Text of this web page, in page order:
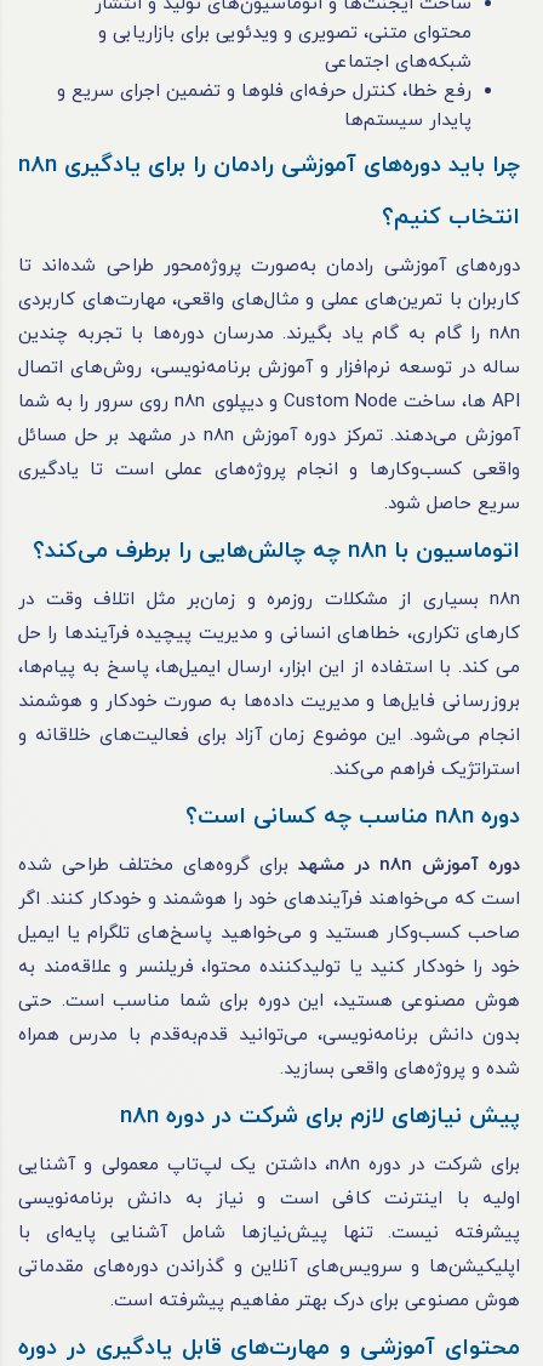
محتوای متنی، تصویری و ویدئویی برای بازاریابی و
شبکه‌های اجتماعی
رفع خطا، کنترل حرفه‌ای فلوها و تضمین اجرای سریع و
پایدار سیستم‌ها
چرا باید دوره‌های آموزشی رادمان را برای یادگیری n8n
انتخاب کنیم؟
دوره‌های آموزشی رادمان به‌صورت پروژه‌محور طراحی شده‌اند تا
کاربران با تمرین‌های عملی و مثال‌های واقعی، مهارت‌های کاربردی
n8n را گام به گام یاد بگیرند. مدرسان دوره‌ها با تجربه چندین
ساله در توسعه نرم‌افزار و آموزش برنامه‌نویسی، روش‌های اتصال
API ها، ساخت Custom Node و دیپلوی n8n روی سرور را به شما
آموزش می‌دهند. تمرکز دوره آموزش n8n در مشهد بر حل مسائل
واقعی کسب‌وکارها و انجام پروژه‌های عملی است تا یادگیری
سریع حاصل شود.
اتوماسیون با n8n چه چالش‌هایی را برطرف می‌کند؟
n8n بسیاری از مشکلات روزمره و زمان‌بر مثل اتلاف وقت در
کارهای تکراری، خطاهای انسانی و مدیریت پیچیده فرآیندها را حل
می کند. با استفاده از این ابزار، ارسال ایمیل‌ها، پاسخ به پیام‌ها،
بروزرسانی فایل‌ها و مدیریت داده‌ها به صورت خودکار و هوشمند
انجام می‌شود. این موضوع زمان آزاد برای فعالیت‌های خلاقانه و
استراتژیک فراهم می‌کند.
دوره n8n مناسب چه کسانی است؟
دوره آموزش n8n در مشهد
برای گروه‌های مختلف طراحی شده
است که می‌خواهند فرآیندهای خود را هوشمند و خودکار کنند. اگر
صاحب کسب‌وکار هستید و می‌خواهید پاسخ‌های تلگرام یا ایمیل
خود را خودکار کنید یا تولیدکننده محتوا، فریلنسر و علاقه‌مند به
هوش مصنوعی هستید، این دوره برای شما مناسب است. حتی
بدون دانش برنامه‌نویسی، می‌توانید قدم‌به‌قدم با مدرس همراه
شده و پروژه‌های واقعی بسازید.
پیش نیازهای لازم برای شرکت در دوره n8n
برای شرکت در دوره n8n، داشتن یک لپ‌تاپ معمولی و آشنایی
اولیه با اینترنت کافی است و نیاز به دانش برنامه‌نویسی
پیشرفته نیست. تنها پیش‌نیازها شامل آشنایی پایه‌ای با
اپلیکیشن‌ها و سرویس‌های آنلاین و گذراندن دوره‌های مقدماتی
هوش مصنوعی برای درک بهتر مفاهیم پیشرفته است.
محتوای آموزشی و مهارت‌های قابل یادگیری در دوره